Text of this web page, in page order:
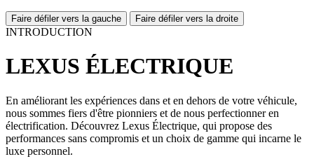
Faire défiler vers la gauche Faire défiler vers la droite
INTRODUCTION
LEXUS ÉLECTRIQUE
En améliorant les expériences dans et en dehors de votre véhicule,
nous sommes fiers d'être pionniers et de nous perfectionner en
électrification. Découvrez Lexus Électrique, qui propose des
performances sans compromis et un choix de gamme qui incarne le
luxe personnel.